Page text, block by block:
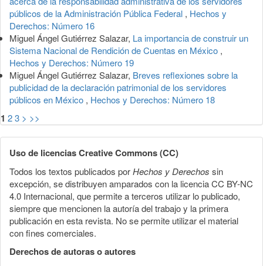
públicos de la Administración Pública Federal , Hechos y
Derechos: Número 16
Miguel Ángel Gutiérrez Salazar, La importancia de construir un
Sistema Nacional de Rendición de Cuentas en México ,
Hechos y Derechos: Número 19
Miguel Ángel Gutiérrez Salazar, Breves reflexiones sobre la
publicidad de la declaración patrimonial de los servidores
públicos en México , Hechos y Derechos: Número 18
1 23 > >>
Uso de licencias Creative Commons (CC)
Todos los textos publicados porHechos y Derechos sin
excepción, se distribuyen amparados con la licencia CC BY-NC
4.0 Internacional, que permite a terceros utilizar lo publicado,
siempre que mencionen la autoría del trabajo y la primera
publicación en esta revista. No se permite utilizar el material
con fines comerciales.
Derechos de autoras o autores